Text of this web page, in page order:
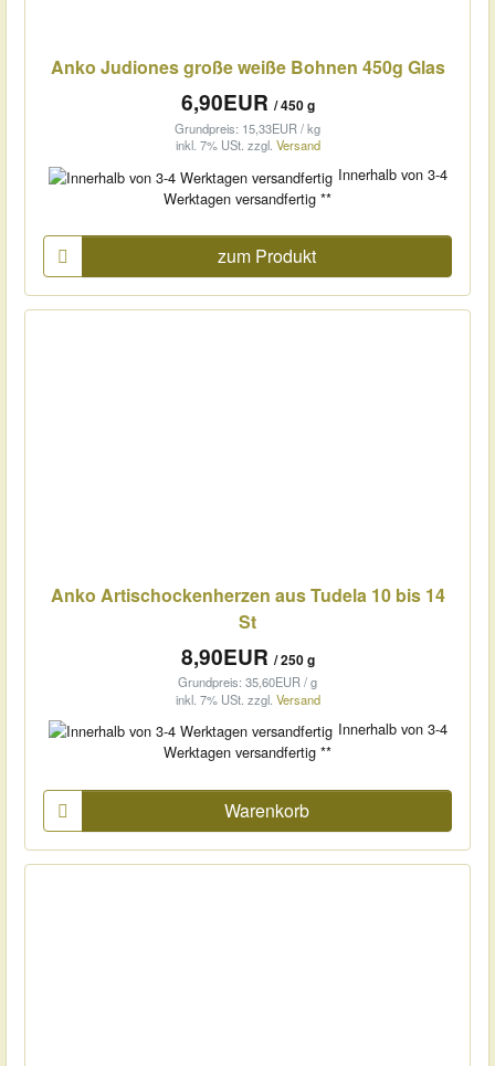
Anko Judiones große weiße Bohnen 450g Glas
6,90EUR / 450 g
Grundpreis: 15,33EUR / kg
inkl. 7% USt. zzgl. Versand
Innerhalb von 3-4
Werktagen versandfertig **
zum Produkt
Anko Artischockenherzen aus Tudela 10 bis 14
St
8,90EUR / 250 g
Grundpreis: 35,60EUR / g
inkl. 7% USt. zzgl. Versand
Innerhalb von 3-4
Werktagen versandfertig **
Warenkorb